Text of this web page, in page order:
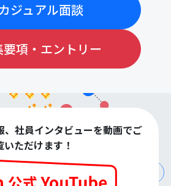
カジュアル面談
要項・エントリー
社員インタビューを動画でご
いただけます！